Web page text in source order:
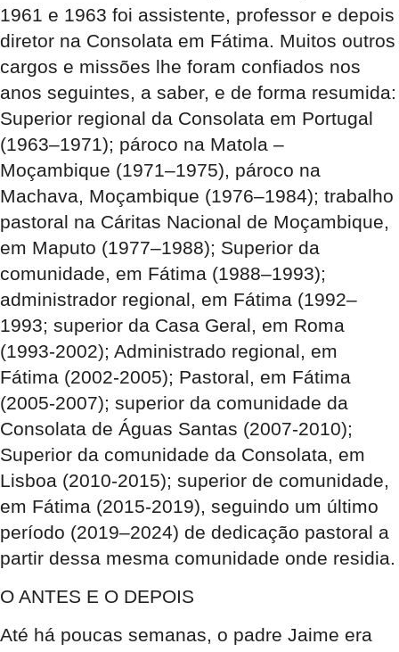
1961 e 1963 foi assistente, professor e depois
diretor na Consolata em Fátima. Muitos outros
cargos e missões lhe foram confiados nos
anos seguintes, a saber, e de forma resumida:
Superior regional da Consolata em Portugal
(1963–1971); pároco na Matola –
Moçambique (1971–1975), pároco na
Machava, Moçambique (1976–1984); trabalho
pastoral na Cáritas Nacional de Moçambique,
em Maputo (1977–1988); Superior da
comunidade, em Fátima (1988–1993);
administrador regional, em Fátima (1992–
1993; superior da Casa Geral, em Roma
(1993-2002); Administrado regional, em
Fátima (2002-2005); Pastoral, em Fátima
(2005-2007); superior da comunidade da
Consolata de Águas Santas (2007-2010);
Superior da comunidade da Consolata, em
Lisboa (2010-2015); superior de comunidade,
em Fátima (2015-2019), seguindo um último
período (2019–2024) de dedicação pastoral a
partir dessa mesma comunidade onde residia.
O ANTES E O DEPOIS
Até há poucas semanas, o padre Jaime era